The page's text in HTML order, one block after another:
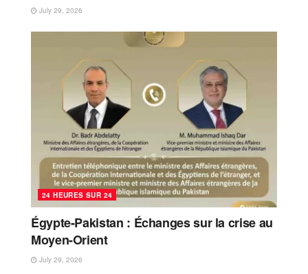
July 29, 2026
24 HEURES SUR 24
Égypte-Pakistan : Échanges sur la crise au
Moyen-Orient
July 29, 2026